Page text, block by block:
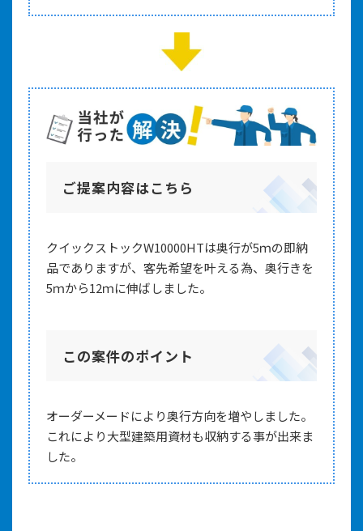
ご提案内容はこちら
クイックストックW10000HTは奥行が5ｍの即納
品でありますが、客先希望を叶える為、奥行きを
5ｍから12ｍに伸ばしました。
この案件のポイント
オーダーメードにより奥行方向を増やしました。
これにより大型建築用資材も収納する事が出来ま
した。